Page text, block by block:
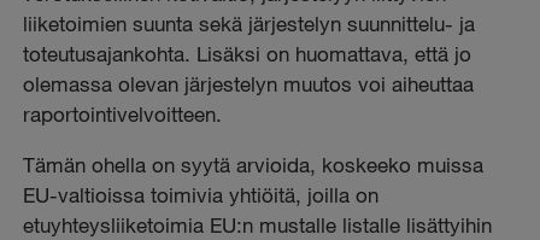
liiketoimien suunta sekä järjestelyn suunnittelu- ja
toteutusajankohta. Lisäksi on huomattava, että jo
olemassa olevan järjestelyn muutos voi aiheuttaa
raportointivelvoitteen.
Tämän ohella on syytä arvioida, koskeeko muissa
EU-valtioissa toimivia yhtiöitä, joilla on
etuyhteysliiketoimia EU:n mustalle listalle lisättyihin